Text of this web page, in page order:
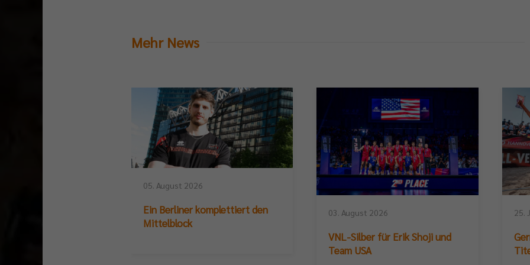
Mehr News
05. August 2026
Ein Berliner komplettiert den
Mittelblock
03. August 2026
VNL-Silber für Erik Shoji und
Team USA
25.